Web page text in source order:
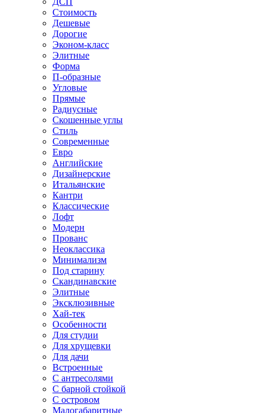
Стоимость
Дешевые
Дорогие
Эконом-класс
Элитные
Форма
П-образные
Угловые
Прямые
Радиусные
Скошенные углы
Стиль
Современные
Евро
Английские
Дизайнерские
Итальянские
Кантри
Классические
Лофт
Модерн
Прованс
Неоклассика
Минимализм
Под старину
Скандинавские
Элитные
Эксклюзивные
Хай-тек
Особенности
Для студии
Для хрущевки
Для дачи
Встроенные
С антресолями
С барной стойкой
С островом
Малогабаритные